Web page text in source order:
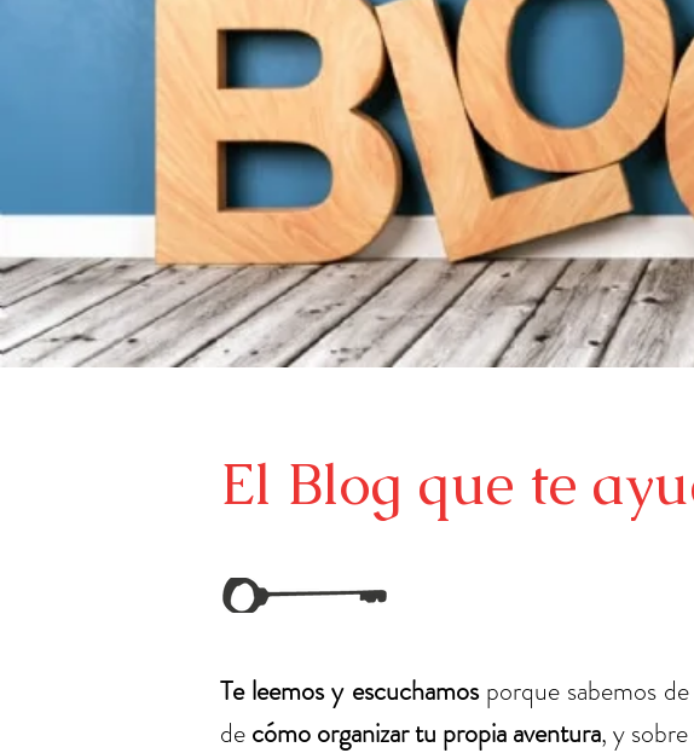
El Blog que te
Te leemos y escuchamosporque sabemos
decómo organizar tu propia aventura, y